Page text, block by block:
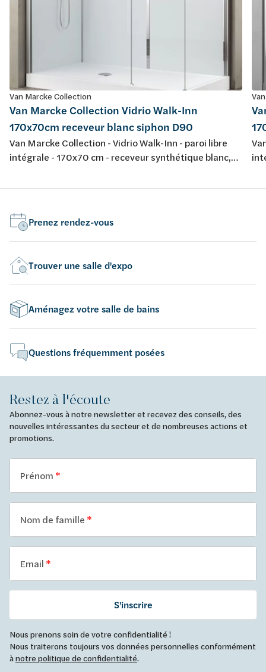
Van Marcke Collection
Van Marcke Collection Vidrio Walk-Inn
170x70cm receveur blanc siphon D90
Van Marcke Collection - Vidrio Walk-Inn - paroi libre
intégrale - 170x70 cm - receveur synthétique blanc,
5mm verre sécurité - parois transparant 6mm verre
mat - hauteur 195cm - showerpipe: mitigeur
thermostatique, douchette, pomme douche -
réversible
Prenez rendez-vous
Trouver une salle d'expo
Aménagez votre salle de bains
Questions fréquemment posées
Restez à l'écoute
Abonnez-vous à notre newsletter et recevez des conseils, des
nouvelles intéressantes du secteur et de nombreuses actions et
promotions.
Prénom
Nom de famille
Email
S'inscrire
Nous prenons soin de votre confidentialité !
Nous traiterons toujours vos données personnelles conformément
ànotre politique de confidentialité.